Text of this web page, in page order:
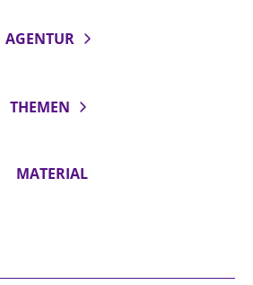
AGENTUR
THEMEN
MATERIAL